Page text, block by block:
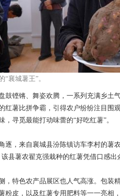
“襄城薯王”。
铿锵、舞姿欢腾，一系列充满乡土
红薯比拼争霸，引得农户纷纷注目围
，寻觅最能打动味蕾的“好吃红薯”。
，来自襄城县汾陈镇访车李村的薯农
县薯农翟克强栽种的红薯凭借口感出
特色农产品展区也人气高涨。包装精
粉皮，以及红薯专用肥料等一一亮相